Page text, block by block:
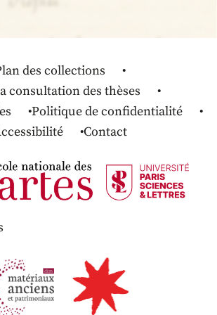
des collections
consultation des thèses
Politique de confidentialité
Contact